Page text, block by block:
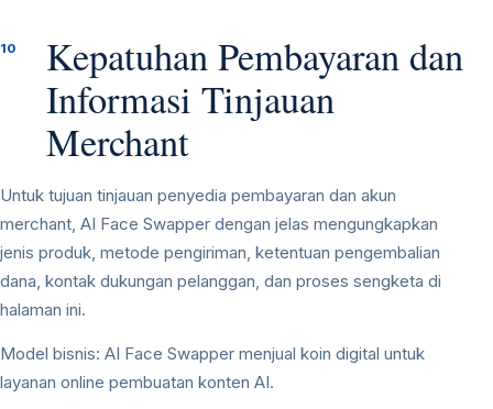
10
Kepatuhan Pembayaran dan
Informasi Tinjauan
Merchant
Untuk tujuan tinjauan penyedia pembayaran dan akun
merchant, AI Face Swapper dengan jelas mengungkapkan
jenis produk, metode pengiriman, ketentuan pengembalian
dana, kontak dukungan pelanggan, dan proses sengketa di
halaman ini.
Model bisnis: AI Face Swapper menjual koin digital untuk
layanan online pembuatan konten AI.